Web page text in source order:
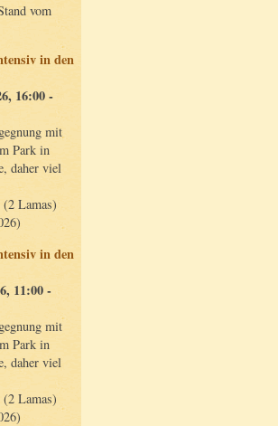
vom
in den
16:00 -
mit
Park in
daher viel
Lamas)
in den
11:00 -
mit
Park in
daher viel
Lamas)